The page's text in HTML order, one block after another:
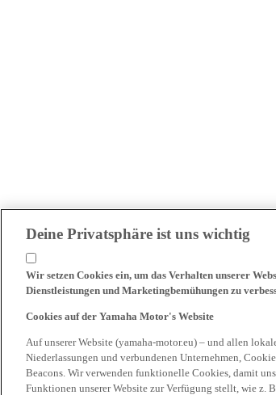
Deine Privatsphäre ist uns wichtig
Wir setzen Cookies ein, um das Verhalten unserer
Dienstleistungen und Marketingbemühungen zu
Cookies auf der Yamaha Motor's Website
Auf unserer Website (yamaha-motor.eu) – und allen
Niederlassungen und verbundenen Unternehmen,
Beacons. Wir verwenden funktionelle Cookies, damit
Funktionen unserer Website zur Verfügung stellt, wie z.